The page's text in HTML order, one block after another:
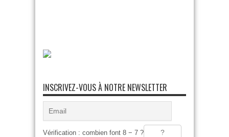
INSCRIVEZ-VOUS À NOTRE NEWSLETTER
Vérification : combien font 8 − 7 ?